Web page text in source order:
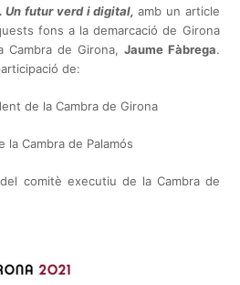
Un futur verd i digital,amb un article
fons a la demarcació de Girona
de Girona, Jaume Fàbrega.
de:
de la Cambra de Girona
la Cambra de Palamós
comitè executiu de la Cambra de